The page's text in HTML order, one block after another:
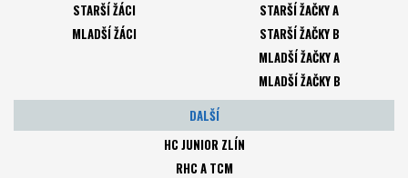
STARŠÍ ŽÁCI
MLADŠÍ ŽÁCI
STARŠÍ ŽAČKY A
STARŠÍ ŽAČKY B
MLADŠÍ ŽAČKY A
MLADŠÍ ŽAČKY B
DALŠÍ
HC JUNIOR ZLÍN
RHC A TCM